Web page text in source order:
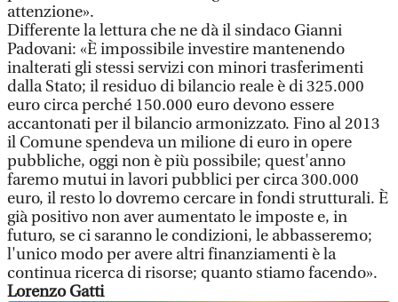
attenzione».
Differente la lettura che ne dà il sindaco Gianni
Padovani: «È impossibile investire mantenendo
inalterati gli stessi servizi con minori trasferimenti
dalla Stato; il residuo di bilancio reale è di 325.000
euro circa perché 150.000 euro devono essere
accantonati per il bilancio armonizzato. Fino al 2013
il Comune spendeva un milione di euro in opere
pubbliche, oggi non è più possibile; quest'anno
faremo mutui in lavori pubblici per circa 300.000
euro, il resto lo dovremo cercare in fondi strutturali. È
già positivo non aver aumentato le imposte e, in
futuro, se ci saranno le condizioni, le abbasseremo;
l'unico modo per avere altri finanziamenti è la
continua ricerca di risorse; quanto stiamo facendo».
Lorenzo Gatti